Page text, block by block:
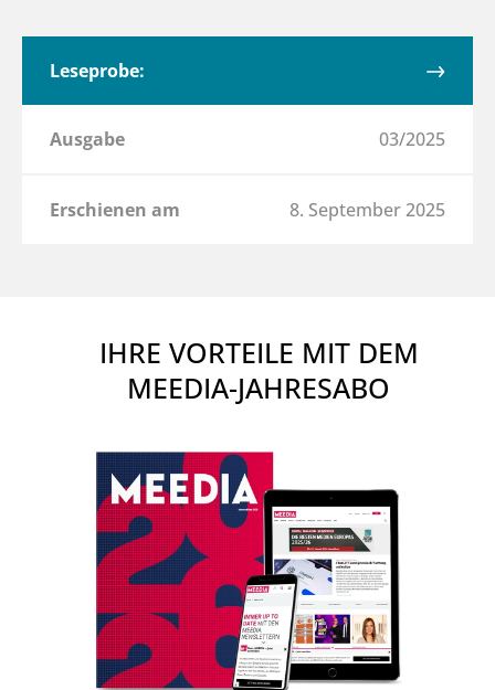
Leseprobe:
Ausgabe 03/2025
Erschienen am 8. September 2025
IHRE VORTEILE MIT DEM
MEEDIA-JAHRESABO